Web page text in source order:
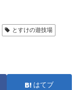
とすけの遊技場
はてブ